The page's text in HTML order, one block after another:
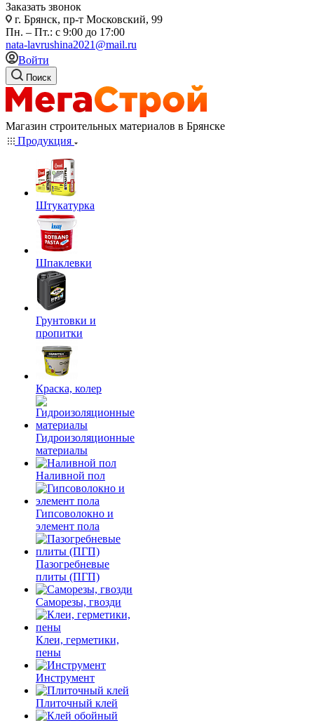
Заказать звонок
г. Брянск, пр-т Московский, 99
Пн. – Пт.: с 9:00 до 17:00
nata-lavrushina2021@mail.ru
Войти
Поиск
Магазин строительных материалов в Брянске
Продукция
Штукатурка
Шпаклевки
Грунтовки и
пропитки
Краска, колер
Гидроизоляционные
материалы
Наливной пол
Гипсоволокно и
элемент пола
Пазогребневые
плиты (ПГП)
Саморезы, гвозди
Клеи, герметики,
пены
Инструмент
Плиточный клей